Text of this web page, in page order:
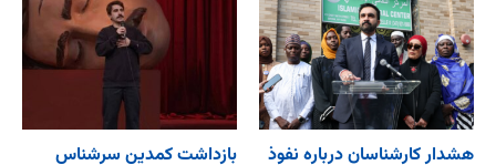
هشدار کارشناسان درباره نفوذ
بازداشت کمدین سرشناس